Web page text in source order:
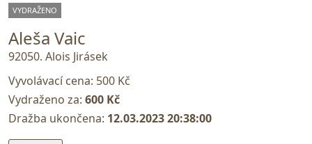
VYDRAŽENO
Aleša Vaic
92050. Alois Jirásek
Vyvolávací cena: 500 Kč
Vydraženo za: 600 Kč
Dražba ukončena: 12.03.2023 20:38:00